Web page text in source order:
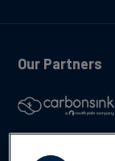
Our Partners